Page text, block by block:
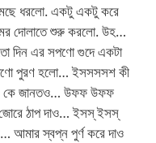
ধরলো. একটু একটু করে
দোলাতে শুরু করলো. উহ…
এর সপণো গুদে একটা
পুরণ হলো… ইসসসসশ কী
কে জানতও… উফফ উফফ
ঠাপ দাও… ইসস্ ইসস্
আমার স্বপ্ন পুর্ণ করে দাও